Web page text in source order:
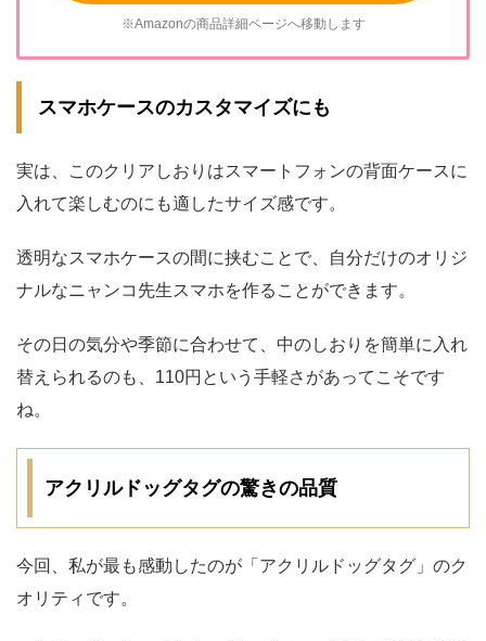
※Amazonの商品詳細ページへ移動します
スマホケースのカスタマイズにも
実は、このクリアしおりはスマートフォンの背面ケースに
入れて楽しむのにも適したサイズ感です。
透明なスマホケースの間に挟むことで、自分だけのオリジ
ナルなニャンコ先生スマホを作ることができます。
その日の気分や季節に合わせて、中のしおりを簡単に入れ
替えられるのも、110円という手軽さがあってこそです
ね。
アクリルドッグタグの驚きの品質
今回、私が最も感動したのが「アクリルドッグタグ」のク
オリティです。